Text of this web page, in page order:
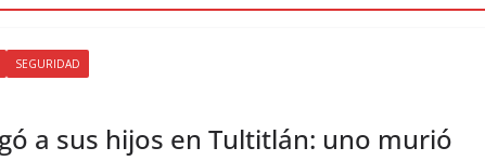
SEGURIDAD
a sus hijos en Tultitlán: uno murió